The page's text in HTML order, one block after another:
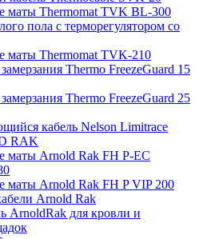
маты Thermomat TVK BL-300
пола с терморегулятором со
маты Thermomat TVK-210
Thermo FreezeGuard 15
Thermo FreezeGuard 25
кабель Nelson Limitrace
RAK
маты Arnold Rak FH P-EC
маты Arnold Rak FH P VIP 200
Arnold Rak
ArnoldRak для кровли и